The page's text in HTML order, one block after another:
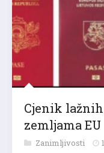
Cjenik
zemljama EU
Zanimljivosti